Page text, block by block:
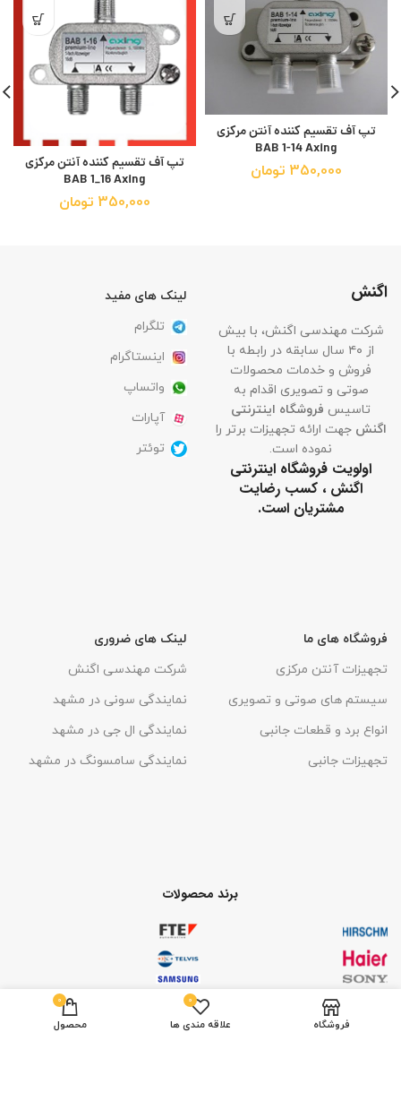
تپ آف تقسیم کننده آنتن مرکزی
BAB 1-14 Axing
350,000 تومان
تپ آف تقسیم کننده آنتن مرکزی
BAB 1_16 Axing
350,000 تومان
اگنش
شرکت مهندسی اگنش، با بیش
از ۴۰ سال سابقه در رابطه با
فروش و خدمات محصولات
صوتی و تصویری اقدام به
تاسیس فروشگاه اینترنتی
اگنش جهت ارائه تجهیزات برتر را
نموده است.
اولویت فروشگاه اینترنتی
اگنش ، کسب رضایت
مشتریان است.
لینک های مفید
تلگرام
اینستاگرام
واتساپ
آپارات
توئتر
فروشگاه های ما
تجهیزات آنتن مرکزی
سیستم های صوتی و تصویری
انواع برد و قطعات جانبی
تجهیزات جانبی
لینک های ضروری
شرکت مهندسی اگنش
نمایندگی سونی در مشهد
نمایندگی ال جی در مشهد
نمایندگی سامسونگ در مشهد
برند محصولات
فروشگاه
0
علاقه مندی ها
0
محصول